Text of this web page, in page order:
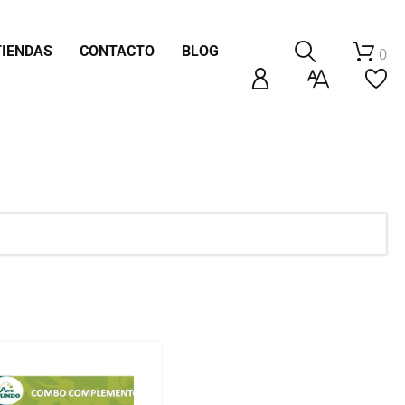
CONTACTO BLOG 0